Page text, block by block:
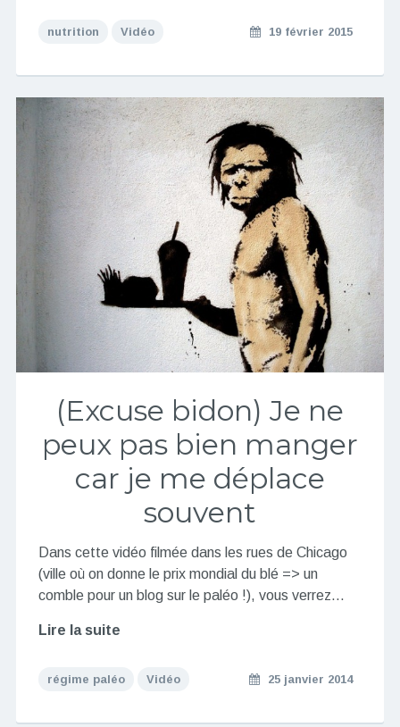
nutrition Vidéo 19 février 2015
(Excuse bidon) Je ne
peux pas bien manger
car je me déplace
souvent
Dans cette vidéo filmée dans les rues de Chicago
(ville où on donne le prix mondial du blé => un
comble pour un blog sur le paléo !), vous verrez…
Lire la suite
régime paléo Vidéo 25 janvier 2014